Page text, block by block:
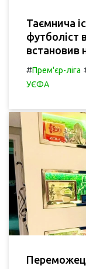
Таємнича
футболіст
встановив
#Прем'єр-ліга
УЄФА